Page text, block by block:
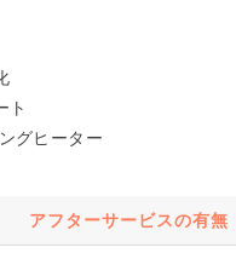
ト
グヒーター
アフターサービスの有無